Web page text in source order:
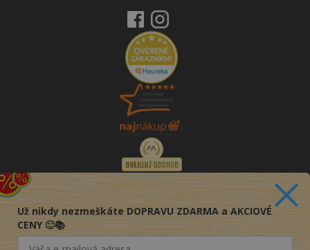
Už nikdy nezmeškáte DOPRAVU ZDARMA a AKCIOVÉ
CENY 🙂📚